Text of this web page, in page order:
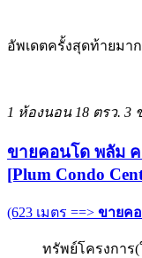
อัพเดตครั้งสุดท้ายมา
1 ห้องนอน 18 ตรว. 3
ขายคอนโด พลัม ค
[Plum Condo
(623 เมตร ==> ขายคอ
ทรัพย์โครงการ